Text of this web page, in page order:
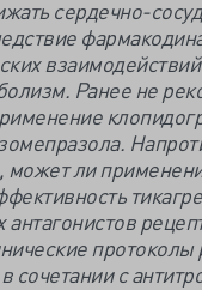
сердечно-
Ранее не
может ли
протоколы
с